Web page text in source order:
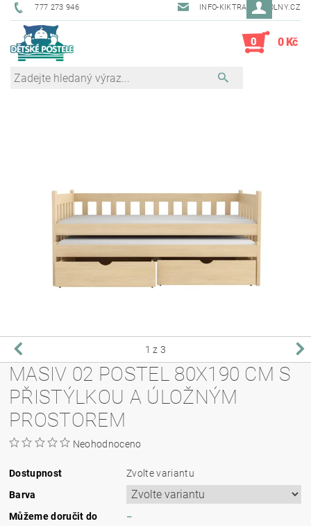
777 273 946 INFO-KIKTRADE@VOLNY.CZ
0 0 Kč
1 z 3
MASIV 02 POSTEL 80X190 CM S
PŘISTÝLKOU A ÚLOŽNÝM
PROSTOREM
Neohodnoceno
Dostupnost
Zvolte variantu
Barva
Můžeme doručit do
–